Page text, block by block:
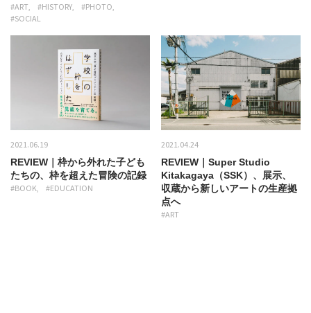
#ART #HISTORY
#PHOTO
#SOCIAL
2021.06.19
REVIEW｜枠から外れた子ども
たちの、枠を超えた冒険の記録
#BOOK #EDUCATION
2021.04.24
REVIEW｜Super Studio
Kitakagaya（SSK）、展示、
収蔵から新しいアートの生産拠
点へ
#ART